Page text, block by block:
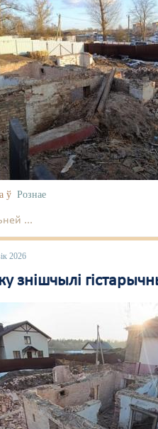
ў Рознае
...
2026
знішчылі